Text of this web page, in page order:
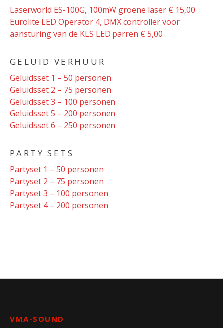
Laserworld ES-100G, 100mW groene laser € 15,00
Eurolite LED Operator 4, DMX controller voor
aansturing van de KLS LED parren € 5,00
GELUID VERHUUR
Geluidsset 1 – 50 personen
Geluidsset 2 – 75 personen
Geluidsset 3 – 100 personen
Geluidsset 5 – 200 personen
Geluidsset 6 – 250 personen
PARTY SETS
Partyset 1 – 50 personen
Partyset 2 – 75 personen
Partyset 3 – 100 personen
Partyset 4 – 200 personen
VMA-SOUND